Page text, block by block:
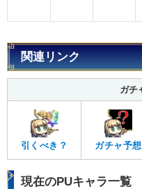
関連リンク
ガチ
引くべき？ ガチャ予想
現在のPUキャラ一覧